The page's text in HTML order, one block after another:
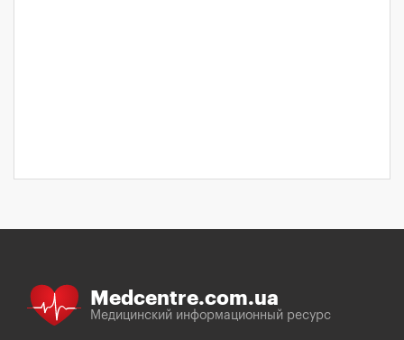
Medcentre.com.ua
Медицинский информационный ресурс